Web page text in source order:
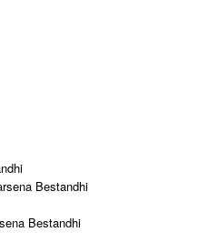
Bestandhi
Bestandhi